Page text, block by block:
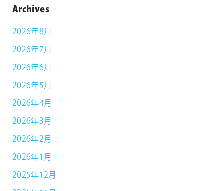
Archives
2026年8月
2026年7月
2026年6月
2026年5月
2026年4月
2026年3月
2026年2月
2026年1月
2025年12月